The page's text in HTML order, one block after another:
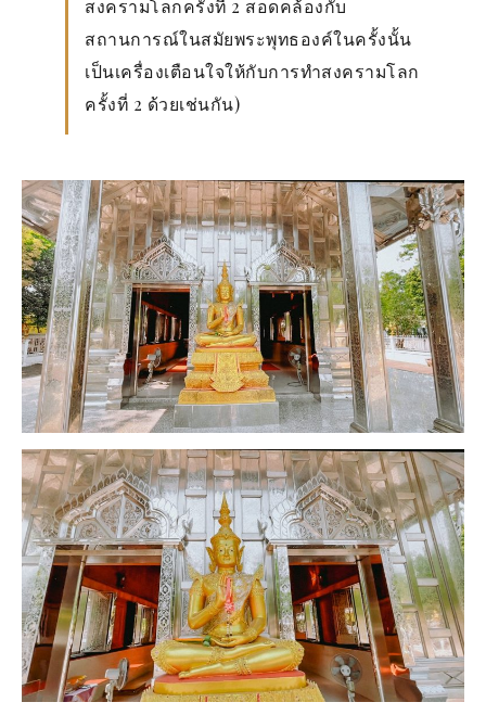
สงครามโลกครั้งที่ 2 สอดคล้องกับ
สถานการณ์ในสมัยพระพุทธองค์ในครั้งนั้น
เป็นเครื่องเตือนใจให้กับการทำสงครามโลก
ครั้งที่ 2 ด้วยเช่นกัน)